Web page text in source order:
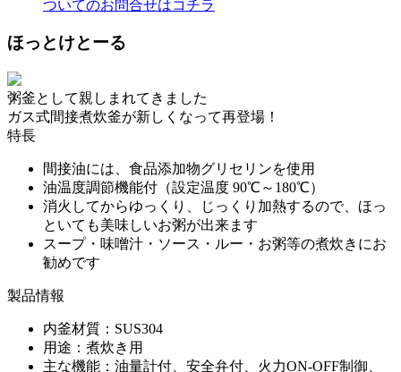
ついてのお問合せはコチラ
ほっとけとーる
粥釜として親しまれてきました
ガス式間接煮炊釜が新しくなって再登場！
特長
間接油には、食品添加物グリセリンを使用
油温度調節機能付（設定温度 90℃～180℃）
消火してからゆっくり、じっくり加熱するので、ほっ
といても美味しいお粥が出来ます
スープ・味噌汁・ソース・ルー・お粥等の煮炊きにお
勧めです
製品情報
内釜材質：SUS304
用途：煮炊き用
主な機能：油量計付、安全弁付、火力ON-OFF制御、